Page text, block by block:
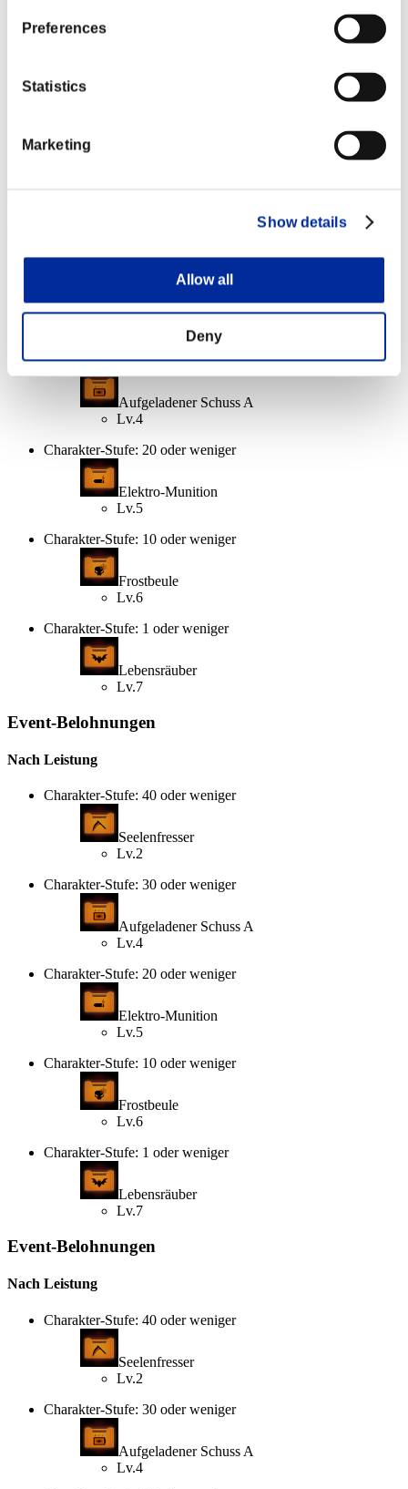
Preferences
Statistics
Marketing
Show details
Allow all
Deny
Charakter-Stufe: 40 oder weniger
Seelenfresser
Charakter-Stufe: 30 oder weniger
Aufgeladener Schuss A
Lv.4
Charakter-Stufe: 20 oder weniger
Elektro-Munition
Lv.5
Charakter-Stufe: 10 oder weniger
Frostbeule
Lv.6
Charakter-Stufe: 1 oder weniger
Lebensräuber
Lv.7
Event-Belohnungen
Nach Leistung
Charakter-Stufe: 40 oder weniger
Seelenfresser
Lv.2
Charakter-Stufe: 30 oder weniger
Aufgeladener Schuss A
Lv.4
Charakter-Stufe: 20 oder weniger
Elektro-Munition
Lv.5
Charakter-Stufe: 10 oder weniger
Frostbeule
Lv.6
Charakter-Stufe: 1 oder weniger
Lebensräuber
Lv.7
Event-Belohnungen
Nach Leistung
Charakter-Stufe: 40 oder weniger
Seelenfresser
Lv.2
Charakter-Stufe: 30 oder weniger
Aufgeladener Schuss A
Lv.4